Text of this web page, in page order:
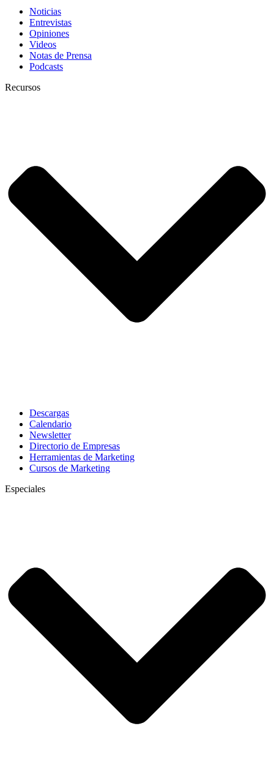
Noticias
Entrevistas
Opiniones
Videos
Notas de Prensa
Podcasts
Recursos
Descargas
Calendario
Newsletter
Directorio de Empresas
Herramientas de Marketing
Cursos de Marketing
Especiales